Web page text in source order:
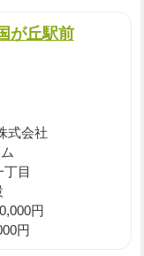
が丘駅前
式会社
目
円
円